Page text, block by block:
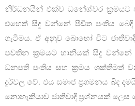
නිර්ධනයින් එක්ව ධනේශ්වර ක්‍රමයට
එහෙත් සිදු වන්නේ පීඩිත පංතිය
ගැටීමය. ඒ අනුව බොහෝ විට
පවතින ක්‍රමයට හානියක් සිදු වන්නේ
ධනපති පංතිය සහ ක්‍රමය ශක්තිමත්
දුර්වල වේ. එය සමාජ ප්‍රගමනය බිඳ
නොහැකියාව ජාතිවාදී ප්‍රශ්නයක්